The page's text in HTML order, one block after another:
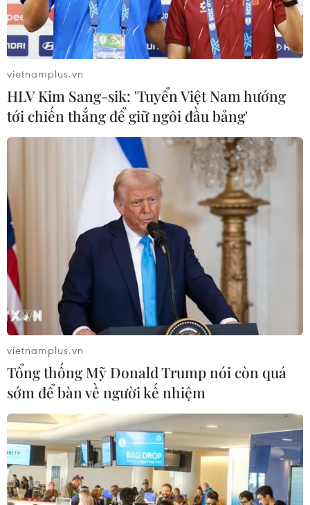
vietnamplus.vn
HLV Kim Sang-sik: 'Tuyển Việt Nam hướng
tới chiến thắng để giữ ngôi đầu bảng'
vietnamplus.vn
Tổng thống Mỹ Donald Trump nói còn quá
sớm để bàn về người kế nhiệm